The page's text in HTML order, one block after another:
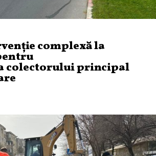
complexă la
colectorului principal